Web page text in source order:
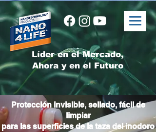
Líder en el Mercado,
Ahora y en el Futuro
Protección invisible, sellado, fácil de
limpiar
para las superficies de la taza del inodoro